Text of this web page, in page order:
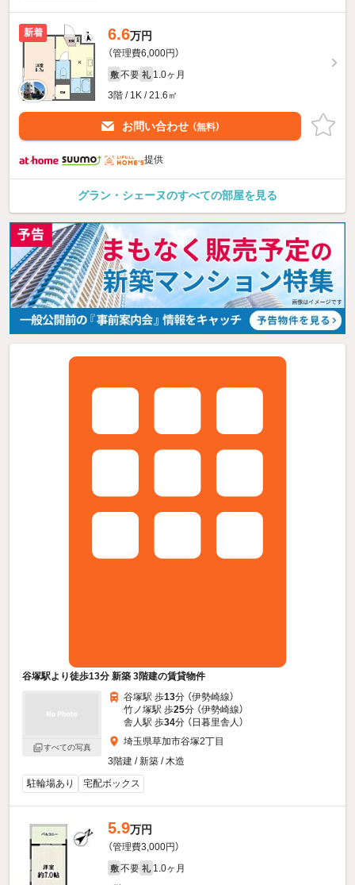
新着 6.6万円
（管理費6,000円）
敷 不要 礼 1.0ヶ月
3階 / 1K / 21.6㎡
お問い合わせ （無料）
提供
グラン・シェーヌのすべての部屋を見る
谷塚駅より徒歩13分 新築 3階建の賃貸物件
すべての写真
谷塚駅 歩13分 （伊勢崎線）
竹ノ塚駅 歩25分 （伊勢崎線）
舎人駅 歩34分 （日暮里舎人）
埼玉県草加市谷塚2丁目
3階建 / 新築 / 木造
駐輪場あり
宅配ボックス
5.9万円
（管理費3,000円）
敷 不要 礼 1.0ヶ月